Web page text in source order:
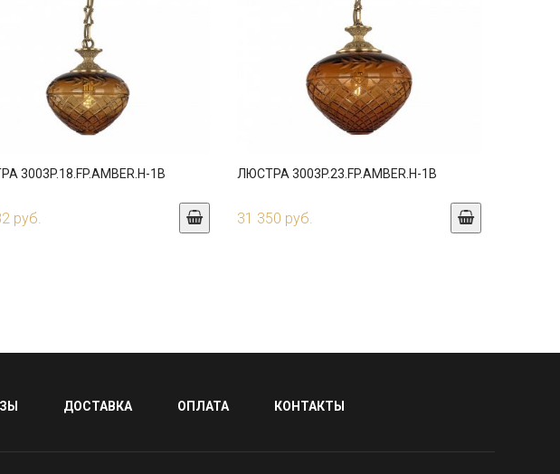
3003P.18.FP.AMBER.H-1B
руб.
ЛЮСТРА 3003P.23.FP.AMBER.H-1B
31 350 руб.
ДОСТАВКА ОПЛАТА КОНТАКТЫ